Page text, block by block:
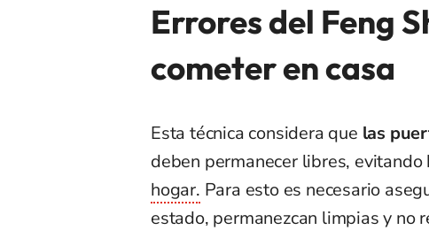
Errores del Feng
cometer en casa
Esta técnica considera que las
deben permanecer libres, evitando
hogar. Para esto es necesario
estado, permanezcan limpias y no